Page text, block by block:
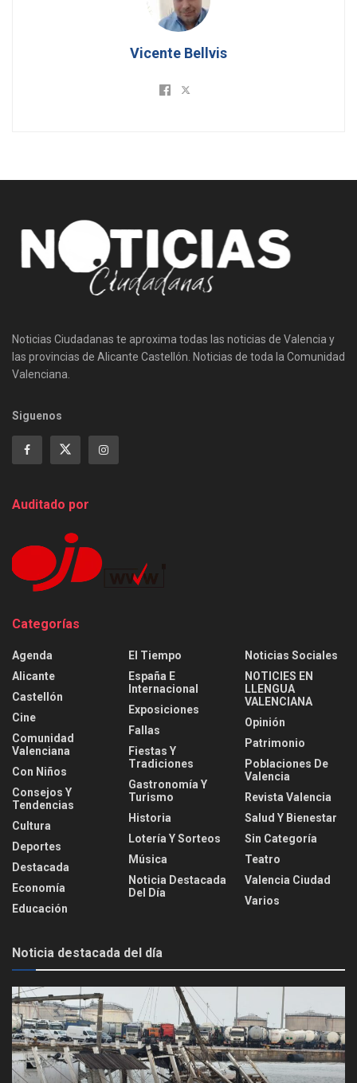
Vicente Bellvis
Noticias Ciudadanas te aproxima todas las noticias de Valencia y
las provincias de Alicante Castellón. Noticias de toda la Comunidad
Valenciana.
Siguenos
Auditado por
Categorías
Agenda
Alicante
Castellón
Cine
Comunidad
Valenciana
Con Niños
Consejos Y
Tendencias
Cultura
Deportes
Destacada
Economía
Educación
El Tiempo
España E
Internacional
Exposiciones
Fallas
Fiestas Y
Tradiciones
Gastronomía Y
Turismo
Historia
Lotería Y Sorteos
Música
Noticia Destacada
Del Día
Noticias Sociales
NOTICIES EN
LLENGUA
VALENCIANA
Opinión
Patrimonio
Poblaciones De
Valencia
Revista Valencia
Salud Y Bienestar
Sin Categoría
Teatro
Valencia Ciudad
Varios
Noticia destacada del día